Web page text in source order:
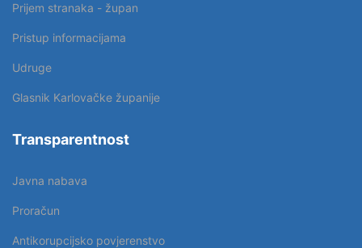
Prijem stranaka - župan
Pristup informacijama
Udruge
Glasnik Karlovačke županije
Transparentnost
Javna nabava
Proračun
Antikorupcijsko povjerenstvo